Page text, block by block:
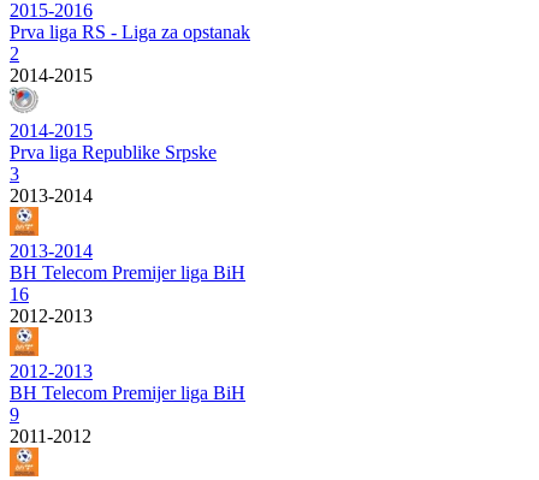
2015-2016
Prva liga RS - Liga za opstanak
2
2014-2015
2014-2015
Prva liga Republike Srpske
3
2013-2014
2013-2014
BH Telecom Premijer liga BiH
16
2012-2013
2012-2013
BH Telecom Premijer liga BiH
9
2011-2012